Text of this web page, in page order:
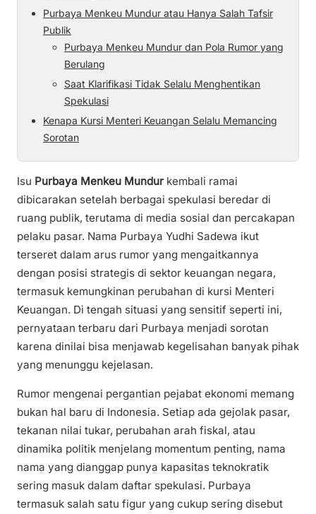
Purbaya Menkeu Mundur atau Hanya Salah Tafsir
Publik
Purbaya Menkeu Mundur dan Pola Rumor yang
Berulang
Saat Klarifikasi Tidak Selalu Menghentikan
Spekulasi
Kenapa Kursi Menteri Keuangan Selalu Memancing
Sorotan
Isu Purbaya Menkeu Mundur kembali ramai
dibicarakan setelah berbagai spekulasi beredar di
ruang publik, terutama di media sosial dan percakapan
pelaku pasar. Nama Purbaya Yudhi Sadewa ikut
terseret dalam arus rumor yang mengaitkannya
dengan posisi strategis di sektor keuangan negara,
termasuk kemungkinan perubahan di kursi Menteri
Keuangan. Di tengah situasi yang sensitif seperti ini,
pernyataan terbaru dari Purbaya menjadi sorotan
karena dinilai bisa menjawab kegelisahan banyak pihak
yang menunggu kejelasan.
Rumor mengenai pergantian pejabat ekonomi memang
bukan hal baru di Indonesia. Setiap ada gejolak pasar,
tekanan nilai tukar, perubahan arah fiskal, atau
dinamika politik menjelang momentum penting, nama
nama yang dianggap punya kapasitas teknokratik
sering masuk dalam daftar spekulasi. Purbaya
termasuk salah satu figur yang cukup sering disebut